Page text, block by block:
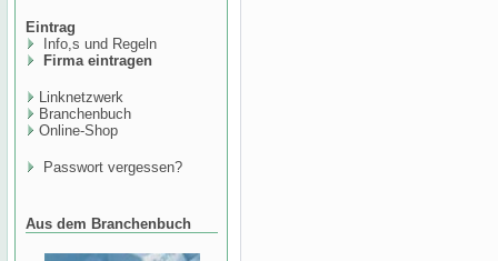
Eintrag
Info,s und Regeln
Firma eintragen
Linknetzwerk
Branchenbuch
Online-Shop
Passwort vergessen?
Aus dem Branchenbuch